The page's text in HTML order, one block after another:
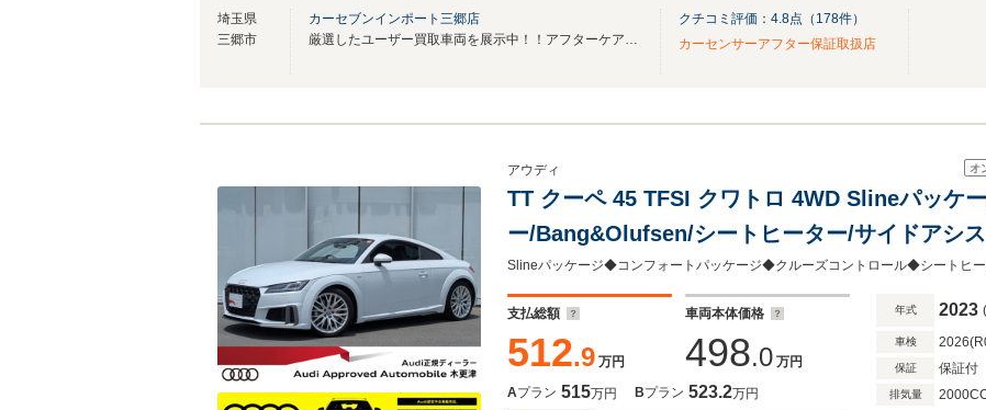
埼玉県
三郷市
カーセブンインポート三郷店
厳選したユーザー買取車両を展示中！！アフターケアもお任せください！
クチコミ評価： 4.8点（ 178件）
カーセンサーアフター保証取扱店
オ
アウディ
TT クーペ 45 TFSI クワトロ 4WD Slineパッケ
ー/Bang&Olufsen/シートヒーター/サイドアシ
イト/リヤカメラ/パドルシフト/クルーズコント
支払総額
512.9 万円
車両本体価格
498.0 万円
Aプラン 515万円 Bプラン 523.2万円
年式 2023
車検
保証 保証付
排気量